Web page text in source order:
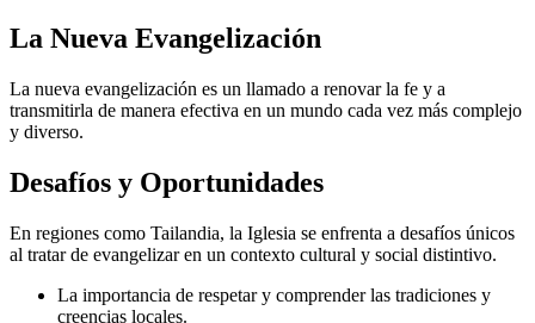
La Nueva Evangelización
La nueva evangelización es un llamado a renovar la fe y a
transmitirla de manera efectiva en un mundo cada vez más complejo
y diverso.
Desafíos y Oportunidades
En regiones como Tailandia, la Iglesia se enfrenta a desafíos únicos
al tratar de evangelizar en un contexto cultural y social distintivo.
La importancia de respetar y comprender las tradiciones y
creencias locales.